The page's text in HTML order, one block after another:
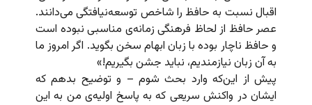
اقبال نسبت به حافظ را شاخص توسعه‌نیافتگی می‌دانند.
عصر حافظ از لحاظ فرهنگی زمانه‌ی مناسبی نبوده است
و حافظ ناچار بوده با زبان ابهام سخن بگوید. اگر امروز ما
به آن زبان نیازمندیم، نباید جشن بگیریم!»
پیش از این‌که وارد بحث شوم – و توضیح بدهم که
ایشان در واکنش سریعی که به پاسخ اولیه‌ی من به این